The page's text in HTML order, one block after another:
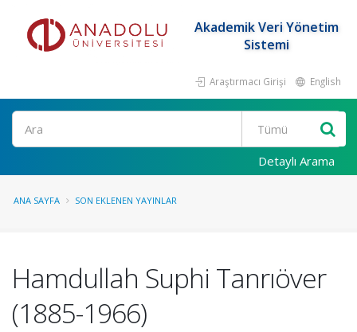
Akademik Veri Yönetim
Sistemi
Araştırmacı Girişi English
Ara
Detaylı Arama
ANA SAYFA SON EKLENEN YAYINLAR
Hamdullah Suphi Tanrıöver
(1885-1966)